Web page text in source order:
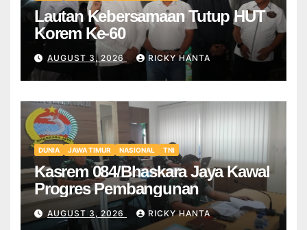
Lautan Kebersamaan Tutup HUT
Korem Ke-60
AUGUST 3, 2026 RICKY HANTA
DUNIA JAWA TIMUR NASIONAL TNI
Kasrem 084/Bhaskara Jaya Kawal
Progres Pembangunan
AUGUST 3, 2026 RICKY HANTA